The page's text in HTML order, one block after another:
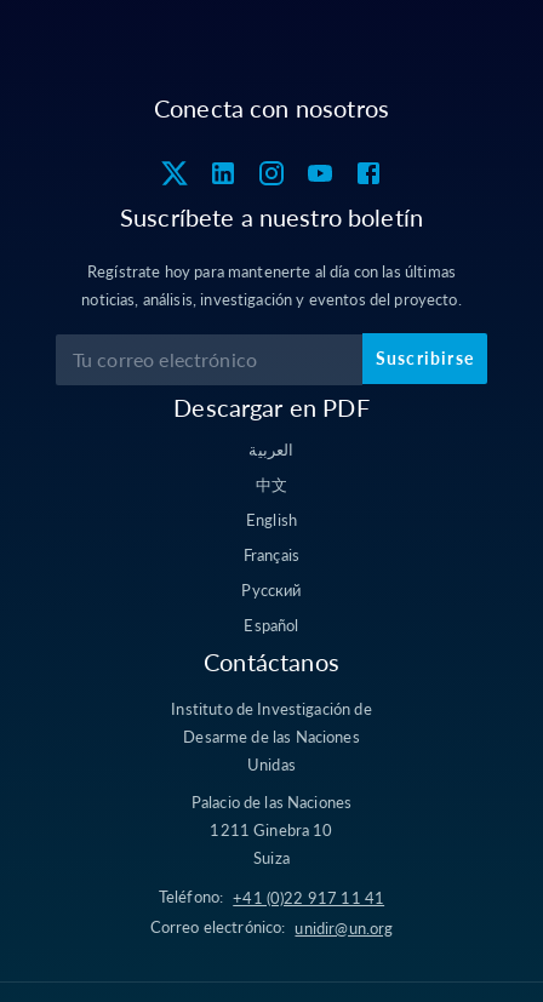
Conecta con nosotros
Suscríbete a nuestro boletín
Regístrate hoy para mantenerte al día con las últimas
noticias, análisis, investigación y eventos del proyecto.
Suscribirse
Descargar en PDF
العربية
中文
English
Français
Русский
Español
Contáctanos
Instituto de Investigación de
Desarme de las Naciones
Unidas
Palacio de las Naciones
1211 Ginebra 10
Suiza
Teléfono: +41 (0)22 917 11 41
Correo electrónico: unidir@un.org